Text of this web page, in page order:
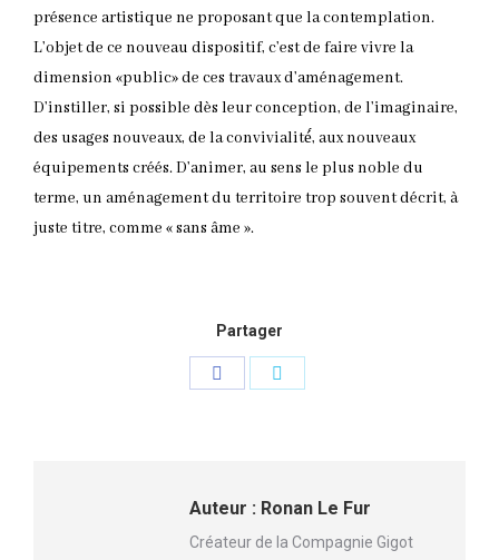
présence artistique ne proposant que la contemplation.
L’objet de ce nouveau dispositif, c’est de faire vivre la
dimension «public» de ces travaux d’aménagement.
D’instiller, si possible dès leur conception, de l’imaginaire,
des usages nouveaux, de la convivialité́, aux nouveaux
équipements créés. D’animer, au sens le plus noble du
terme, un aménagement du territoire trop souvent décrit, à
juste titre, comme « sans âme ».
Partager
Partager
Auteur : Ronan Le Fur
Créateur de la Compagnie Gigot